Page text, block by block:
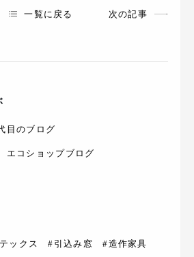
一覧に戻る 次の記事
目のブログ
エコショップブログ
ックス #引込み窓 #造作家具